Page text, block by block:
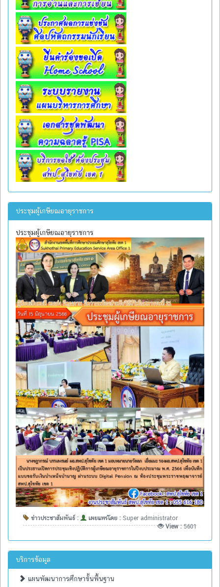
ประชุมผู้เกษียณอายุราชการ
ประชุมผู้เกษียณอายุราชการ
ข่าวประชาสัมพันธ์ : เผยแพร่โดย : Super administrator
View :5601
บริการข้อมูล
แผนพัฒนาการศึกษาขั้นพื้นฐาน